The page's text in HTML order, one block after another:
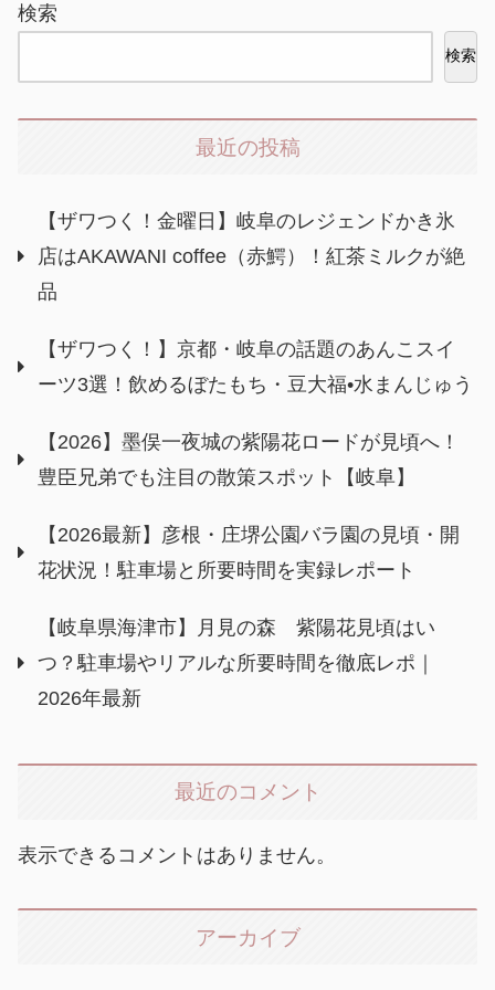
検索
検索
最近の投稿
【ザワつく！金曜日】岐阜のレジェンドかき氷
店はAKAWANI coffee（赤鰐）！紅茶ミルクが絶
品
【ザワつく！】京都・岐阜の話題のあんこスイ
ーツ3選！飲めるぼたもち・豆大福•水まんじゅう
【2026】墨俣一夜城の紫陽花ロードが見頃へ！
豊臣兄弟でも注目の散策スポット【岐阜】
【2026最新】彦根・庄堺公園バラ園の見頃・開
花状況！駐車場と所要時間を実録レポート
【岐阜県海津市】月見の森 紫陽花見頃はい
つ？駐車場やリアルな所要時間を徹底レポ｜
2026年最新
最近のコメント
表示できるコメントはありません。
アーカイブ